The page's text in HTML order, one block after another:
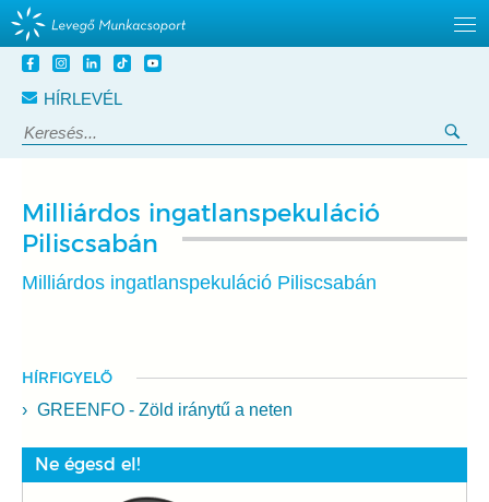
Tovább
tartalomra
HÍRLEVÉL
Keresés:
Milliárdos ingatlanspekuláció
Piliscsabán
Milliárdos ingatlanspekuláció Piliscsabán
HÍRFIGYELŐ
GREENFO - Zöld iránytű a neten
Ne égesd el!